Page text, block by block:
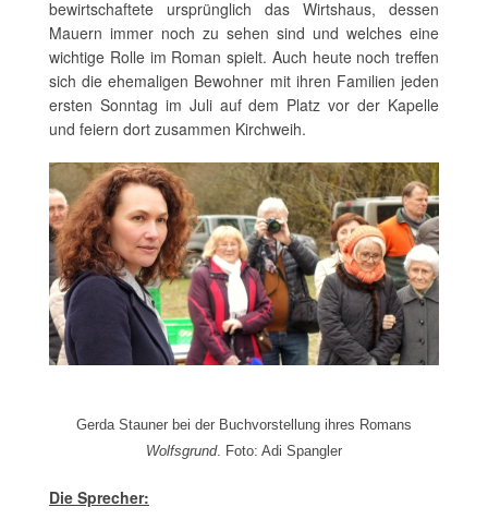
bewirtschaftete ursprünglich das Wirtshaus, dessen
Mauern immer noch zu sehen sind und welches eine
wichtige Rolle im Roman spielt. Auch heute noch treffen
sich die ehemaligen Bewohner mit ihren Familien jeden
ersten Sonntag im Juli auf dem Platz vor der Kapelle
und feiern dort zusammen Kirchweih.
Gerda Stauner bei der Buchvorstellung ihres Romans
Wolfsgrund. Foto: Adi Spangler
Die Sprecher: